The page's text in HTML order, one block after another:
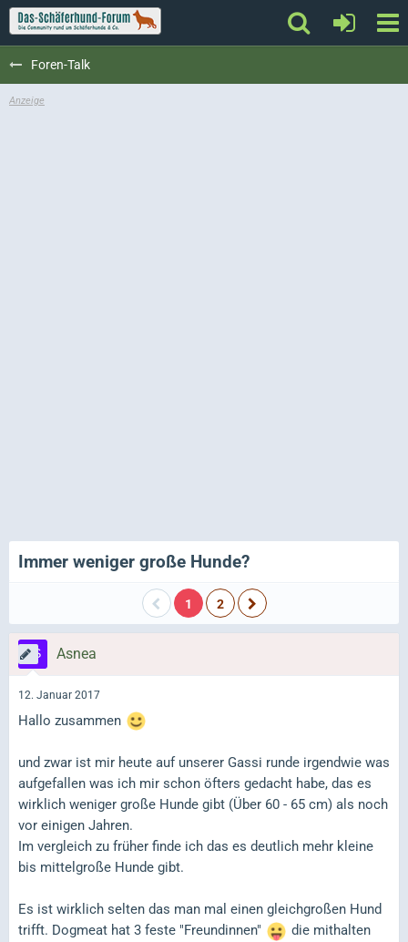
Foren-Talk
Immer weniger große Hunde?
1 2
Asnea
12. Januar 2017
Hallo zusammen
und zwar ist mir heute auf unserer Gassi runde irgendwie was
aufgefallen was ich mir schon öfters gedacht habe, das es
wirklich weniger große Hunde gibt (Über 60 - 65 cm) als noch
vor einigen Jahren.
Im vergleich zu früher finde ich das es deutlich mehr kleine
bis mittelgroße Hunde gibt.
Es ist wirklich selten das man mal einen gleichgroßen Hund
trifft. Dogmeat hat 3 feste "Freundinnen"
die mithalten